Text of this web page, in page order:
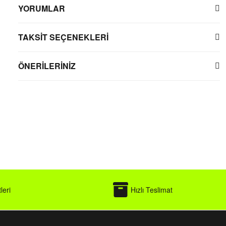
YORUMLAR
TAKSİT SEÇENEKLERİ
ÖNERİLERİNİZ
Hızlı Teslimat